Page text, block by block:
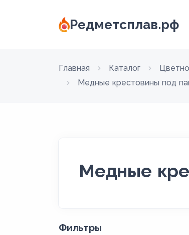
Редметсплав.рф
Главная Каталог
Медные крестовины под
Медные
Фильтры